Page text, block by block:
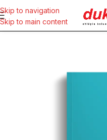
Skip to navigation
Skip to main content